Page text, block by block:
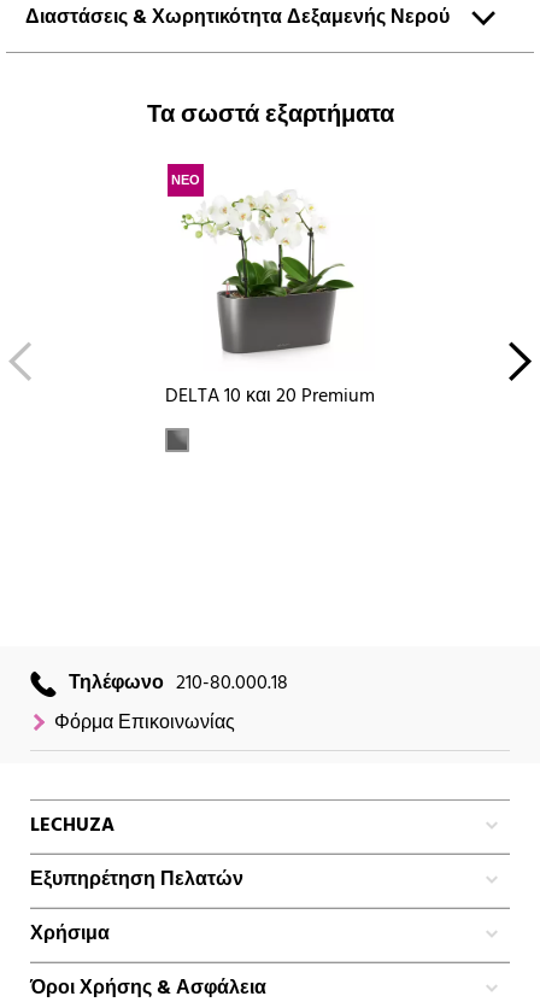
Διαστάσεις & Χωρητικότητα Δεξαμενής Νερού
Τα σωστά εξαρτήματα
ΝΕΟ
DELTA 10 και 20 Premium
Τηλέφωνο 210-80.000.18
Φόρμα Επικοινωνίας
LECHUZA
Εξυπηρέτηση Πελατών
Χρήσιμα
Όροι Χρήσης & Ασφάλεια